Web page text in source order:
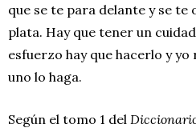
que se te para delante y se te
plata. Hay que tener un
esfuerzo hay que hacerlo y
uno lo haga.
Según el tomo 1 del